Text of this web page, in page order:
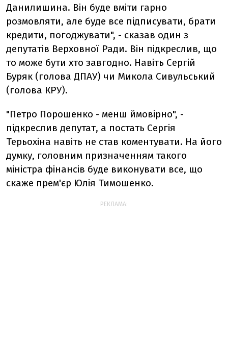
Данилишина. Він буде вміти гарно
розмовляти, але буде все підписувати, брати
кредити, погоджувати", - сказав один з
депутатів Верховної Ради. Він підкреслив, що
то може бути хто завгодно. Навіть Сергій
Буряк (голова ДПАУ) чи Микола Сивульський
(голова КРУ).
"Петро Порошенко - менш ймовірно", -
підкреслив депутат, а постать Сергія
Терьохіна навіть не став коментувати. На його
думку, головним призначенням такого
міністра фінансів буде виконувати все, що
скаже прем'єр Юлія Тимошенко.
РЕКЛАМА: